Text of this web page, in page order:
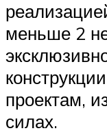
меньше 2
проектам,
силах.